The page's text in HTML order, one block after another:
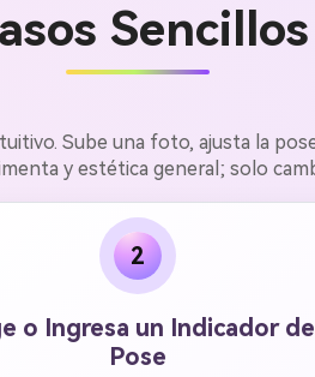
Sencillos
Sube una foto, ajusta la
y estética general; solo
2
o Ingresa un Indicador de
Pose